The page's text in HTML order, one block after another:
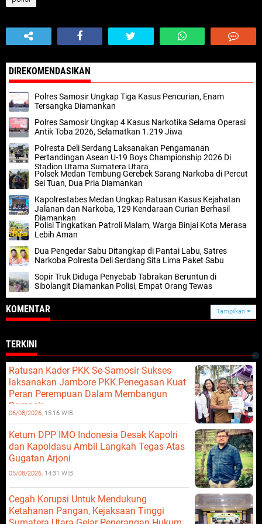
DIREKOMENDASIKAN
Polres Samosir Ungkap Tiga Kasus Pencurian, Enam
Tersangka Diamankan
Polres Samosir Ungkap 4 Kasus Narkotika Selama Operasi
Antik Toba 2026, Selamatkan 1.219 Jiwa
Polresta Deli Serdang Laksanakan Pengamanan
Pertandingan Asean U-19 Boys Championship 2026 Di
Stadion Utama Sumatera Utara
Polsek Medan Tembung Gerebek Sarang Narkoba di Percut
Sei Tuan, Dua Pria Diamankan
Kapolrestabes Medan Ungkap Ratusan Kasus Kejahatan
Jalanan dan Narkoba, 129 Kendaraan Curian Berhasil
Diamankan
Polisi Tingkatkan Patroli Malam, Warga Binjai Kota Merasa
Lebih Aman
Dua Pengedar Sabu Ditangkap di Pantai Labu, Satres
Narkoba Polresta Deli Serdang Sita Lima Paket Sabu
Sopir Truk Diduga Penyebab Tabrakan Beruntun di
Sibolangit Diamankan Polisi, Empat Orang Tewas
KOMENTAR Tampilkan
TERKINI
Ratusan Kader PKK Se-Samosir Sukses
laksanakan Jambore PKK.Penegasan Kuat
Peran Perempuan Dalam Membangun
Samosir.
06/08/2026, 15:16 WIB
Ketum DPP IMO Indonesia Desak Kapolri
dan Kapoldasu Ambil Langkah Tegas Atas
Gugatan Arjoni
05/08/2026, 14:31 WIB
Cegah Korupsi Untuk Mendukung
Ketahanan Pangan, Kejaksaan Tinggi